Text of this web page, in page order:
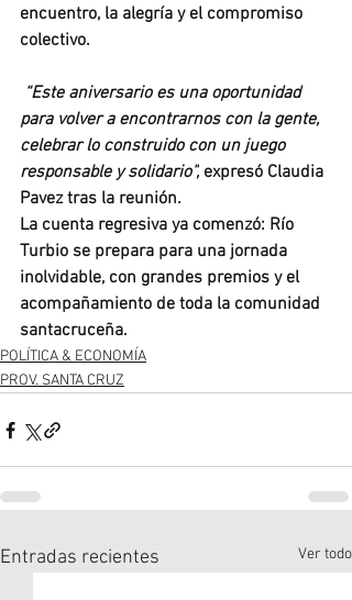
encuentro, la alegría y el compromiso
colectivo.
“Este aniversario es una oportunidad
para volver a encontrarnos con la gente,
celebrar lo construido con un juego
responsable y solidario”, expresó Claudia
Pavez tras la reunión.
La cuenta regresiva ya comenzó: Río
Turbio se prepara para una jornada
inolvidable, con grandes premios y el
acompañamiento de toda la comunidad
santacruceña.
POLÍTICA & ECONOMÍA
PROV. SANTA CRUZ
Entradas recientes Ver todo